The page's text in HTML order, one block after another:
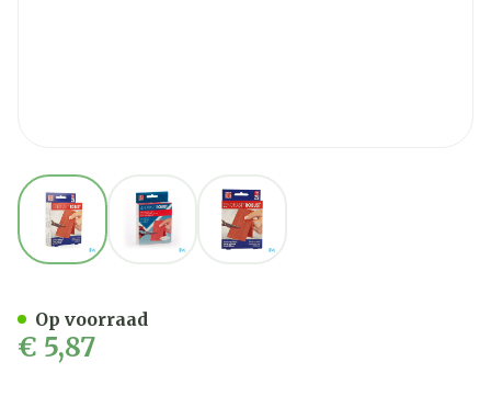
View larger imageView larger imageView larger image
€ 5,87
Op voorraad